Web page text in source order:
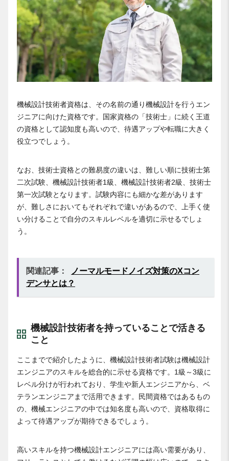
機械設計技術者資格は、その名前の通り機械設計を行うエン
ジニアに向けた資格です。国家資格の「技術士」に続く王道
の資格として認知度も高いので、待遇アップや転職に大きく
役立つでしょう。
なお、技術士資格との難易度の違いは、難しい順に技術士第
二次試験、機械設計技術者1級、機械設計技術者2級、技術士
第一次試験となります。試験内容にも細かな差があります
が、難しさにおいてもそれぞれで違いがあるので、上手く使
い分けることで自分のスキルレベルを適切に示せるでしょ
う。
関連記事：
ノーマルモードノイズ対策のXコン
デンサとは？
機械設計技術者を持っていることで活きる
こと
ここまでで紹介したように、機械設計技術者試験は機械設計
エンジニアのスキルを総合的に示せる資格です。1級～3級に
レベル分けが行われており、学生や新人エンジニアから、ベ
テランエンジニアまで活用できます。民間資格ではあるもの
の、機械エンジニアの中では知名度も高いので、資格取得に
よって待遇アップが期待できるでしょう。
高いスキルを持つ機械設計エンジニアには高い需要があり、